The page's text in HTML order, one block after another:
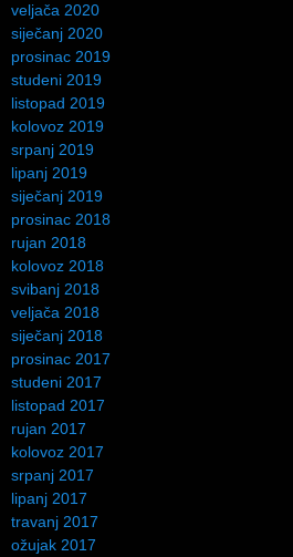
veljača 2020
siječanj 2020
prosinac 2019
studeni 2019
listopad 2019
kolovoz 2019
srpanj 2019
lipanj 2019
siječanj 2019
prosinac 2018
rujan 2018
kolovoz 2018
svibanj 2018
veljača 2018
siječanj 2018
prosinac 2017
studeni 2017
listopad 2017
rujan 2017
kolovoz 2017
srpanj 2017
lipanj 2017
travanj 2017
ožujak 2017